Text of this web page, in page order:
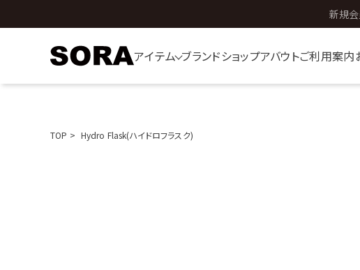
アイテム ブランドショップアバウトご利用案内
TOP Hydro Flask(ハイドロフラスク)